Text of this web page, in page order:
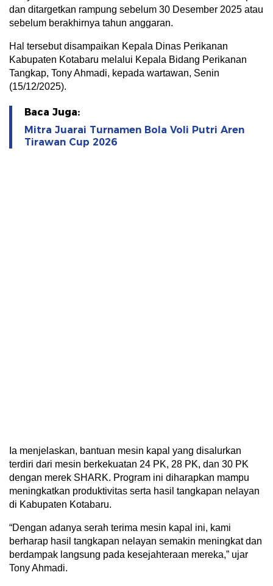
dan ditargetkan rampung sebelum 30 Desember 2025 atau
sebelum berakhirnya tahun anggaran.
Hal tersebut disampaikan Kepala Dinas Perikanan
Kabupaten Kotabaru melalui Kepala Bidang Perikanan
Tangkap, Tony Ahmadi, kepada wartawan, Senin
(15/12/2025).
Baca Juga:
Mitra Juarai Turnamen Bola Voli Putri Aren
Tirawan Cup 2026
Ia menjelaskan, bantuan mesin kapal yang disalurkan
terdiri dari mesin berkekuatan 24 PK, 28 PK, dan 30 PK
dengan merek SHARK. Program ini diharapkan mampu
meningkatkan produktivitas serta hasil tangkapan nelayan
di Kabupaten Kotabaru.
“Dengan adanya serah terima mesin kapal ini, kami
berharap hasil tangkapan nelayan semakin meningkat dan
berdampak langsung pada kesejahteraan mereka,” ujar
Tony Ahmadi.